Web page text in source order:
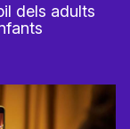
dels adults